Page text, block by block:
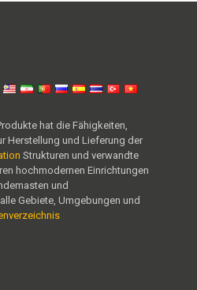
hat die Fähigkeiten,
Herstellung und Lieferung der
Strukturen und verwandte
hochmodernen Einrichtungen
und
Gebiete, Umgebungen und